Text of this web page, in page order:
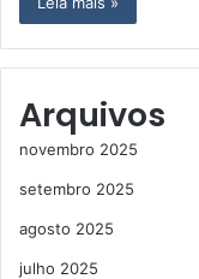
Arquivos
novembro 2025
setembro 2025
agosto 2025
julho 2025